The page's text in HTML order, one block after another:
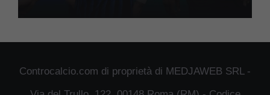
Controcalcio.com di proprietà di MEDJAWEB SRL -